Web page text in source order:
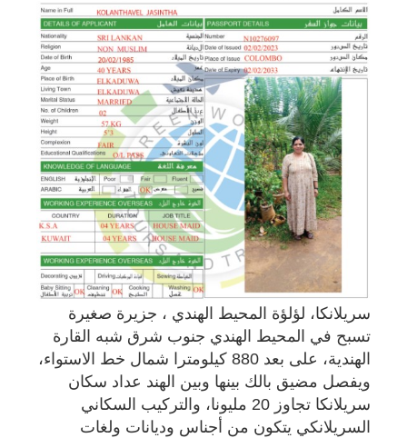
سريلانكا، لؤلؤة المحيط الهندي ، جزيرة صغيرة
تسبح في المحيط الهندي جنوب شرق شبه القارة
الهندية، على بعد 880 كيلومترا شمال خط الاستواء،
ويفصل مضيق بالك بينها وبين الهند عداد سكان
سريلانكا تجاوز 20 مليونا، والتركيب السكاني
السريلانكي يتكون من أجناس وديانات ولغات